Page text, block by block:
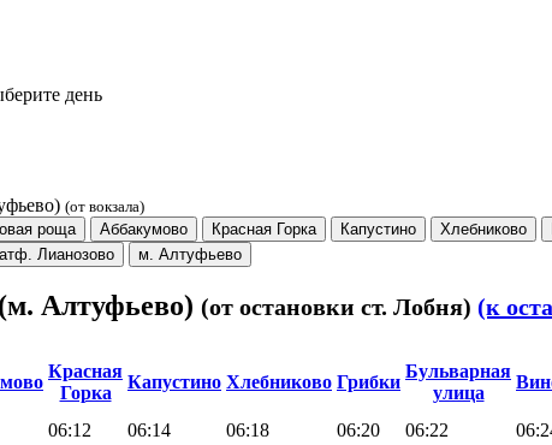
день
(от вокзала)
роща Аббакумово Красная Горка Капустино Хлебниково
Лианозово м. Алтуфьево
Алтуфьево) (от остановки ст. Лобня) (к
Красная
Горка
Капустино Хлебниково Грибки
Бульварная
улица
06:12 06:14 06:18 06:20 06:22